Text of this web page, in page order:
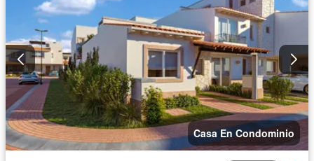
Sauna
Seguridad
Televisión por cable
Vista panorámica
Zonas verdes Sin amueblar
Casa En Condominio